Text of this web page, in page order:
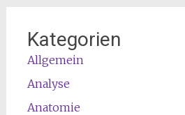
Kategorien
Allgemein
Analyse
Anatomie